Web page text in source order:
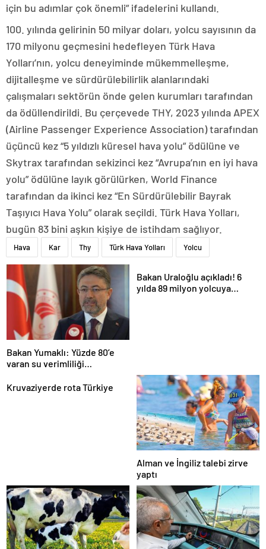
için bu adımlar çok önemli” ifadelerini kullandı.
100. yılında gelirinin 50 milyar doları, yolcu sayısının da
170 milyonu geçmesini hedefleyen Türk Hava
Yolları’nın, yolcu deneyiminde mükemmelleşme,
dijitalleşme ve sürdürülebilirlik alanlarındaki
çalışmaları sektörün önde gelen kurumları tarafından
da ödüllendirildi. Bu çerçevede THY, 2023 yılında APEX
(Airline Passenger Experience Association) tarafından
üçüncü kez “5 yıldızlı küresel hava yolu” ödülüne ve
Skytrax tarafından sekizinci kez “Avrupa’nın en iyi hava
yolu” ödülüne layık görülürken, World Finance
tarafından da ikinci kez “En Sürdürülebilir Bayrak
Taşıyıcı Hava Yolu” olarak seçildi. Türk Hava Yolları,
bugün 83 bini aşkın kişiye de istihdam sağlıyor.
Hava Kar Thy Türk Hava Yolları Yolcu
Bakan Yumaklı: Yüzde 80’e
varan su verimliliği
Bakan Uraloğlu açıkladı! 6
yılda 89 milyon yolcuya
Kruvaziyerde rota Türkiye
Alman ve İngiliz talebi zirve
yaptı